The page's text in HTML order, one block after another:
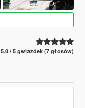
5.0 / 5 gwiazdek (7 głosów)